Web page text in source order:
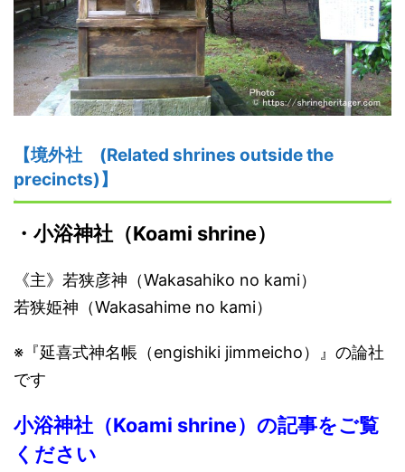
【境外社
(Related shrines outside the
precincts)】
・ 小浴神社 （Koami shrine）
《主》若狭彦神（Wakasahiko no kami）
若狭姫神（Wakasahime no kami）
※『延喜式神名帳（engishiki jimmeicho）』の論社
です
小浴神社 （Koami shrine） の記事をご覧
ください